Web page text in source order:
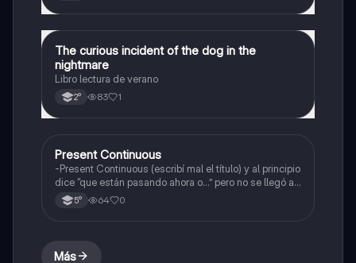
Inglés
The curious incident of the dog in the
nightmare
Libro lectura de verano
2° 83 1
Inglés
Present Continuous
-Present Continuous (escribí mal el título) y al principio
dice “que están pasando ahora o…” pero no se llegó a
ver 5° 64 0
Más